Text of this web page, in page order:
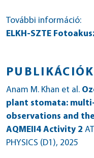
További információ:
ELKH-SZTE
PUBLIKÁCIÓK
Anam M. Khan et al.
plant stomata:
observations and
AQMEII4 Activity 2
PHYSICS (D1), 2025